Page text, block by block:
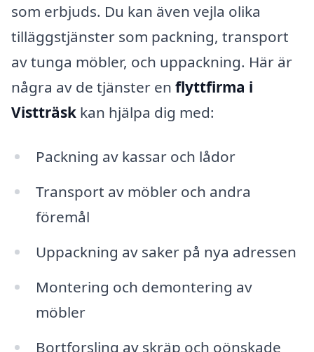
som erbjuds. Du kan även vejla olika
tilläggstjänster som packning, transport
av tunga möbler, och uppackning. Här är
några av de tjänster en flyttfirma i
Vistträsk kan hjälpa dig med:
Packning av kassar och lådor
Transport av möbler och andra
föremål
Uppackning av saker på nya adressen
Montering och demontering av
möbler
Bortforsling av skräp och oönskade